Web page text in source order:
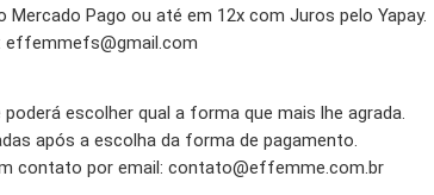
Pago ou até em 12x com Juros pelo Yapay.
effemmefs@gmail.com
escolher qual a forma que mais lhe agrada.
após a escolha da forma de pagamento.
contato por email: contato@effemme.com.br